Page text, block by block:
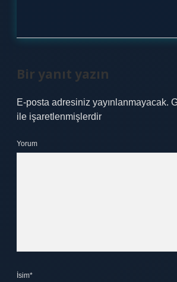
Bir yanıt yazın
E-posta adresiniz yayınlanmayacak.
ile işaretlenmişlerdir
Yorum
İsim*